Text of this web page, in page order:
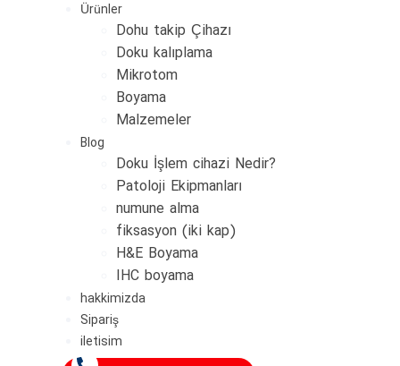
Ürünler
Dohu takip Çihazı
Doku kalıplama
Mikrotom
Boyama
Malzemeler
Blog
Doku İşlem cihazi Nedir?
Patoloji Ekipmanları
numune alma
fiksasyon (iki kap)
H&E Boyama
IHC boyama
hakkimizda
Sipariş
iletisim